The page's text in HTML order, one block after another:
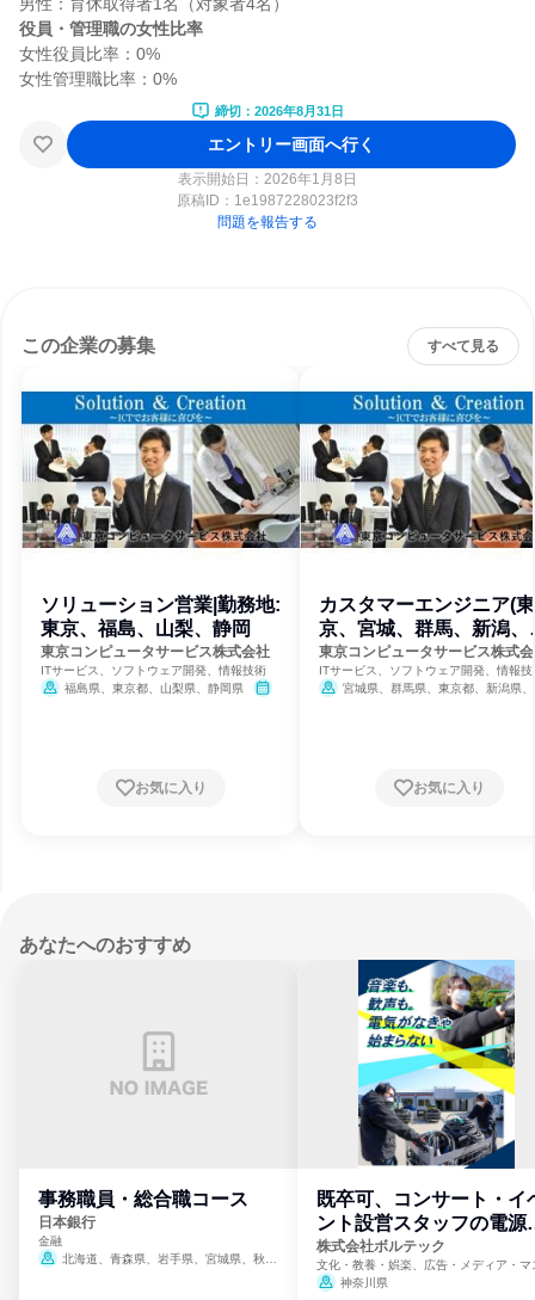
役員・管理職の女性比率
女性役員比率：0%
締切：2026年8月31日
エントリー画面へ行く
表示開始日：2026年1月8日
原稿ID： 1e1987228023f2f3
問題を報告する
この企業の募集 すべて見る
ソリューション営業|勤務地:
東京、福島、山梨、静岡
東京コンピュータサービス株式会社
ITサービス、ソフトウェア開発、情報技術
福島県、東京都、山梨県、静岡県
お気に入り
カスタマーエンジニア(東
京、宮城、群馬、新潟、
梨、兵庫)
東京コンピュータサービス株式
ITサービス、ソフトウェア開発、情報技
宮城県、群馬県、東京都、新潟県
お気に入り
あなたへのおすすめ
事務職員・総合職コース
日本銀行
金融
北海道、青森県、岩手県、宮城県、秋田
既卒可、コンサート・イ
ント設営スタッフの電源
門
株式会社ボルテック
文化・教養・娯楽、広告・メディア・マ
ミ、電力・ガス・水道・エネルギー
神奈川県